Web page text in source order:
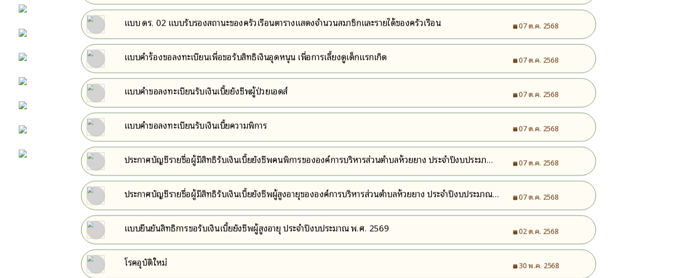
แบบ ดร. 02 แบบรับรองสถานะของครัวเรือนตารางแสดงจำนวนสมาชิกและรายได้ของครัวเรือน 07 ต.ค. 2568
แบบคำร้องขอลงทะเบียนเพื่อขอรับสิทธิเงินอุดหนุน เพื่อการเลี้ยงดูเด็กแรกเกิด 07 ต.ค. 2568
แบบคำขอลงทะเบียนรับเงินเบี้ยยังชีพผู้ป่วยเอดส์ 07 ต.ค. 2568
แบบคำขอลงทะเบียนรับเงินเบี้ยความพิการ 07 ต.ค. 2568
ประกาศบัญชีรายชื่อผู้มีสิทธิรับเงินเบี้ยยังชีพคนพิการขององค์การบริหารส่วนตำบลห้วยยาง ประจำปีงบประมาณ
พ.ศ. 2569
07 ต.ค. 2568
ประกาศบัญชีรายชื่อผู้มีสิทธิรับเงินเบี้ยยังชีพผู้สูงอายุขององค์การบริหารส่วนตำบลห้วยยาง ประจำปีงบประมาณ
พ.ศ. 2569
07 ต.ค. 2568
แบบยืนยันสิทธิการขอรับเงินเบี้ยยังชีพผู้สูงอายุ ประจำปีงบประมาณ พ.ศ. 2569 02 ต.ค. 2568
โรคอุบัติใหม่ 30 พ.ค. 2568